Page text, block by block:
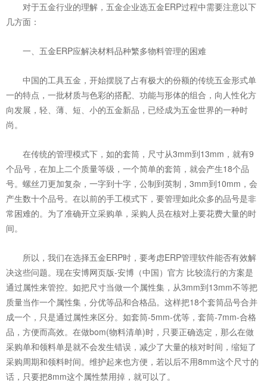
对于五金行业的理解，五金企业选五金ERP过程中需要注意以下
几方面：
一、五金ERP应解决材料品种繁多物料管理的困难
中国的工具五金，开始摆脱了占有极大的份额的传统五金形式单
一的特点，一批材质与色彩的搭配、功能与形体的组合，向人性化方
向发展，轻、薄、短、小的五金新品，已经成为五金世界的一种时
尚。
在传统的管理模式下，如的套筒，尺寸从3mm到13mm，就有9
个品号，在加上二个质量等级，一个简单的套筒，就会产生18个品
号。螺丝刀更加复杂，一字到十字，公制到英制，3mm到10mm，会
产生数十个品号。在以前的手工模式下，要管理如此众多的品号是非
常困难的。为了准确开立采购单，采购人员在核对上要花费大量的时
间。
所以，我们在选择五金ERP时，要考虑ERP管理软件能否有效解
决这些问题。现在安博网页版-安博（中国）官方 比较流行的方案是
通过属性来管控。如把尺寸当做一个属性集，从3mm到13mm不等把
质量当作一个属性集，分优等品和合格品。这样把18个套筒品号合并
成一个，只是通过属性来区分。如套筒-5mm-优等，套筒-7mm-合格
品，方便而高效。在做bom(物料清单)时，只要正确选定，那么在做
采购单和领料单是就不会发生错误，减少了大量的核对时间，缩短了
采购周期和领料时间。维护起来也方便，若以后不用8mm这个尺寸的
话，只要把8mm这个属性禁用掉，就可以了。